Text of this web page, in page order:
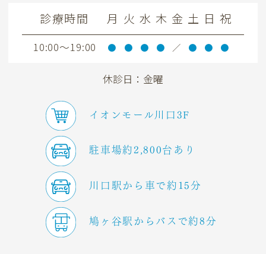
診療時間 月 火 水 木 金 土 日 祝
10:00～19:00 ● ● ● ● ／ ● ● ●
休診日：金曜
イオンモール川口3F
駐車場約2,800台あり
川口駅から車で約15分
鳩ヶ谷駅からバスで約8分